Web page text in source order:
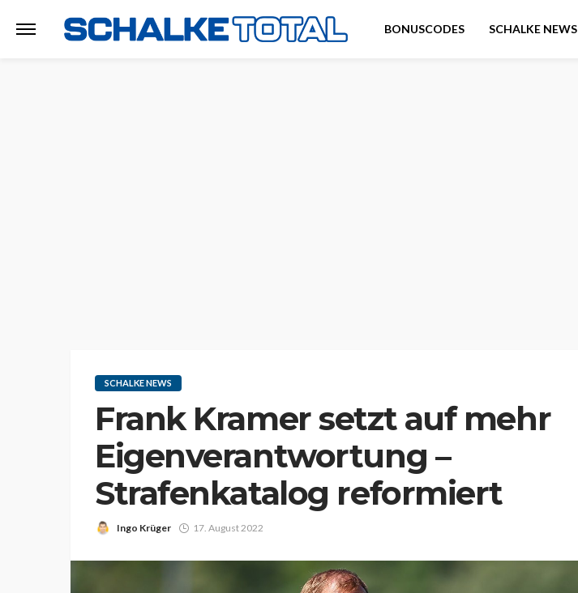
BONUSCODES SCHALKE NEWS
SCHALKE NEWS
Frank Kramer setzt auf mehr
Eigenverantwortung –
Strafenkatalog reformiert
Ingo Krüger 17. August 2022